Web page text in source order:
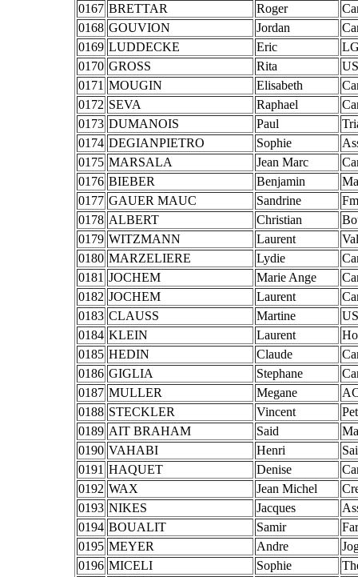
0167 BRETTAR Roger
0168 GOUVION Jordan
0169 LUDDECKE Eric
0170 GROSS Rita
0171 MOUGIN Elisabeth
0172 SEVA Raphael
0173 DUMANOIS Paul
0174 DEGIANPIETRO Sophie
0175 MARSALA Jean Marc
0176 BIEBER Benjamin
0177 GAUER MAUC Sandrine
0178 ALBERT Christian
0179 WITZMANN Laurent
0180 MARZELIERE Lydie
0181 JOCHEM Marie Ange
0182 JOCHEM Laurent
0183 CLAUSS Martine
0184 KLEIN Laurent
0185 HEDIN Claude
0186 GIGLIA Stephane
0187 MULLER Megane
0188 STECKLER Vincent
0189 AIT BRAHAM Said
0190 VAHABI Henri
0191 HAQUET Denise
0192 WAX Jean Michel
0193 NIKES Jacques
0194 BOUALIT Samir
0195 MEYER Andre
0196 MICELI Sophie